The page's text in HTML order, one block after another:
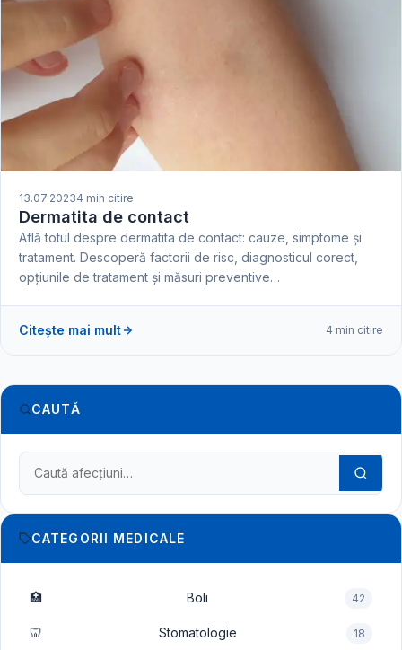
13.07.20234 min citire
Dermatita de contact
Află totul despre dermatita de contact: cauze, simptome și
tratament. Descoperă factorii de risc, diagnosticul corect,
opțiunile de tratament și măsuri preventive…
Citește mai mult 4 min citire
CAUTĂ
Caută în dicționarul medical
CATEGORII MEDICALE
🏥 Boli 42
🦷 Stomatologie 18